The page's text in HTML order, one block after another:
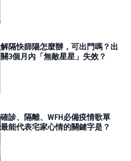
解隔快篩陽怎麼辦，可出門嗎？出
關3個月內「無敵星星」失效？
確診、隔離、WFH必備疫情歌單
最能代表宅家心情的關鍵字是？